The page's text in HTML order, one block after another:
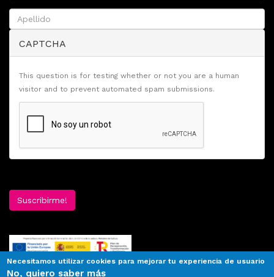
CAPTCHA
This question is for testing whether or not you are a human
visitor and to prevent automated spam submissions.
Suscribirme!
Necesitamos utilizar cookies para mejorar tu experiencia de usuario
No, quiero saber más